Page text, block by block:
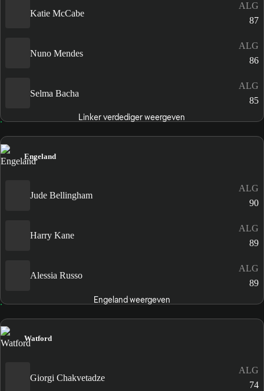
Katie McCabe
ALG
87
Nuno Mendes
ALG
86
Selma Bacha
ALG
85
Linker verdediger weergeven
Engeland
Jude Bellingham
ALG
90
Harry Kane
ALG
89
Alessia Russo
ALG
89
Engeland weergeven
Watford
Giorgi Chakvetadze
ALG
74